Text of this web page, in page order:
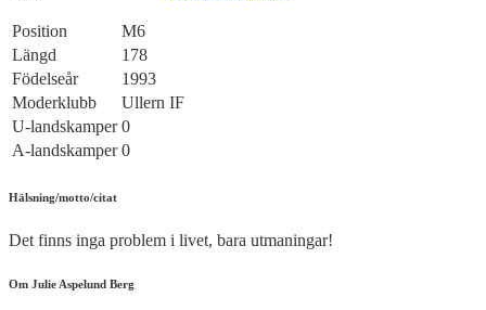
Position
M6
Längd
178
Födelseår
1993
Moderklubb
Ullern IF
U-landskamper 0
A-landskamper 0
Hälsning/motto/citat
Det finns inga problem i livet, bara utmaningar!
Om Julie Aspelund Berg